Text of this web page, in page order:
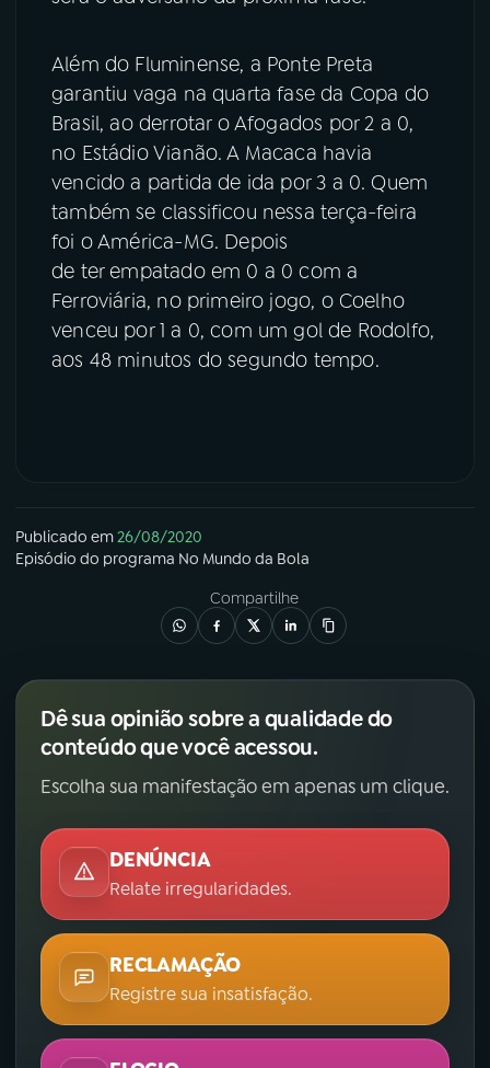
Além do Fluminense, a Ponte Preta
garantiu vaga na quarta fase da Copa do
Brasil, ao derrotar o Afogados por 2 a 0,
no Estádio Vianão. A Macaca havia
vencido a partida de ida por 3 a 0. Quem
também se classificou nessa terça-feira
foi o América-MG. Depois
de ter empatado em 0 a 0 com a
Ferroviária, no primeiro jogo, o Coelho
venceu por 1 a 0, com um gol de Rodolfo,
aos 48 minutos do segundo tempo.
Publicado em26/08/2020
Episódio do programa No Mundo da Bola
Compartilhe
Dê sua opinião sobre a qualidade do
conteúdo que você acessou.
Escolha sua manifestação em apenas um clique.
DENÚNCIA
Relate irregularidades.
RECLAMAÇÃO
Registre sua insatisfação.